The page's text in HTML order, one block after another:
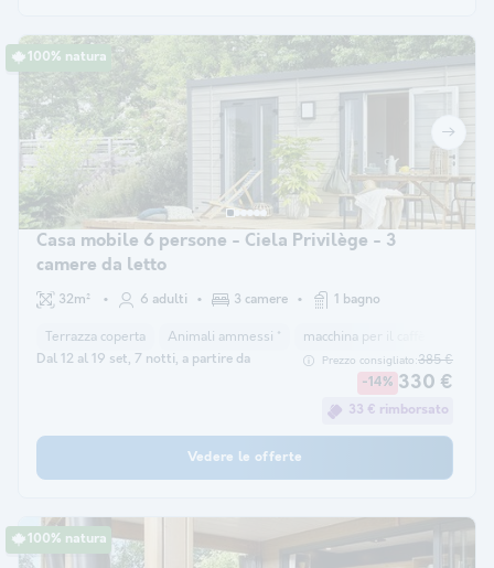
100% natura
Casa mobile 6 persone - Ciela Privilège - 3
camere da letto
32m² 6 adulti 3 camere 1 bagno
Terrazza coperta Animali ammessi * macchina per il caffè
Dal 12 al 19 set, 7 notti, a partire da Prezzo consigliato:385 €
-14% 330 €
33 € rimborsato
Vedere le offerte
100% natura